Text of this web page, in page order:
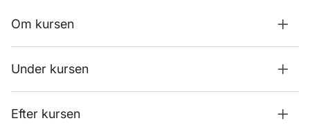
Om kursen
Under kursen
Efter kursen